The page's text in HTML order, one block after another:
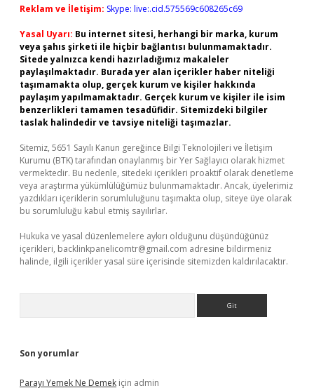
Reklam ve İletişim: Skype: live:.cid.575569c608265c69
Yasal Uyarı: Bu internet sitesi, herhangi bir marka, kurum
veya şahıs şirketi ile hiçbir bağlantısı bulunmamaktadır.
Sitede yalnızca kendi hazırladığımız makaleler
paylaşılmaktadır. Burada yer alan içerikler haber niteliği
taşımamakta olup, gerçek kurum ve kişiler hakkında
paylaşım yapılmamaktadır. Gerçek kurum ve kişiler ile isim
benzerlikleri tamamen tesadüfidir. Sitemizdeki bilgiler
taslak halindedir ve tavsiye niteliği taşımazlar.
Sitemiz, 5651 Sayılı Kanun gereğince Bilgi Teknolojileri ve İletişim
Kurumu (BTK) tarafından onaylanmış bir Yer Sağlayıcı olarak hizmet
vermektedir. Bu nedenle, sitedeki içerikleri proaktif olarak denetleme
veya araştırma yükümlülüğümüz bulunmamaktadır. Ancak, üyelerimiz
yazdıkları içeriklerin sorumluluğunu taşımakta olup, siteye üye olarak
bu sorumluluğu kabul etmiş sayılırlar.
Hukuka ve yasal düzenlemelere aykırı olduğunu düşündüğünüz
içerikleri, backlinkpanelicomtr@gmail.com adresine bildirmeniz
halinde, ilgili içerikler yasal süre içerisinde sitemizden kaldırılacaktır.
Son yorumlar
Parayı Yemek Ne Demek için admin